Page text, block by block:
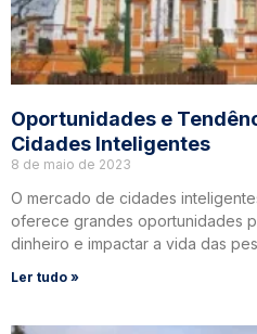
Oportunidades e
Cidades Inteligentes
8 de maio de 2023
O mercado de cidades
oferece grandes oportunidades
dinheiro e impactar a vida das
Ler tudo »